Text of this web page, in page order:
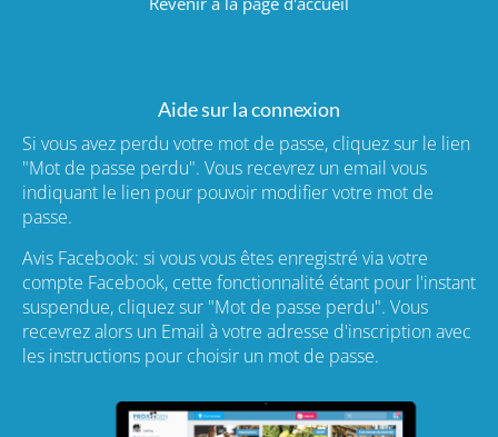
Aide sur la connexion
Si vous avez perdu votre mot de passe, cliquez sur le lien
"Mot de passe perdu". Vous recevrez un email vous
indiquant le lien pour pouvoir modifier votre mot de
passe.
Avis Facebook: si vous vous êtes enregistré via votre
compte Facebook, cette fonctionnalité étant pour l'instant
suspendue, cliquez sur "Mot de passe perdu". Vous
recevrez alors un Email à votre adresse d'inscription avec
les instructions pour choisir un mot de passe.